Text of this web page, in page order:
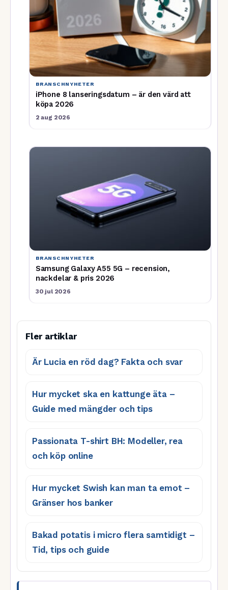
BRANSCHNYHETER
iPhone 8 lanseringsdatum – är den värd att
köpa 2026
2 aug 2026
BRANSCHNYHETER
Samsung Galaxy A55 5G – recension,
nackdelar & pris 2026
30 jul 2026
Fler artiklar
Är Lucia en röd dag? Fakta och svar
Hur mycket ska en kattunge äta –
Guide med mängder och tips
Passionata T-shirt BH: Modeller, rea
och köp online
Hur mycket Swish kan man ta emot –
Gränser hos banker
Bakad potatis i micro flera samtidigt –
Tid, tips och guide